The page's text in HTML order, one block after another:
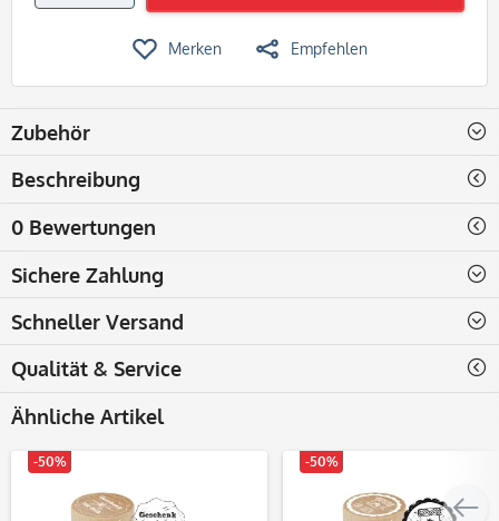
Merken Empfehlen
Zubehör
Beschreibung
0 Bewertungen
Sichere Zahlung
Schneller Versand
Qualität & Service
Ähnliche Artikel
-50% -50%